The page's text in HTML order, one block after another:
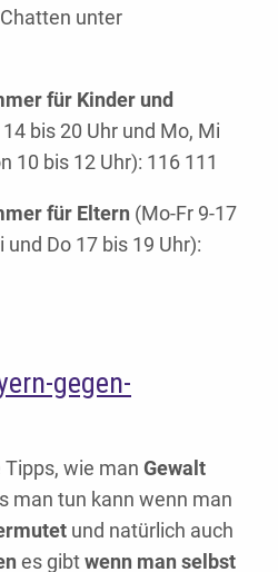
unter
für Kinder und
bis 20 Uhr und Mo, Mi
10 bis 12 Uhr): 116 111
für Eltern (Mo-Fr 9-17
Do 17 bis 19 Uhr):
gegen-
wie man Gewalt
man tun kann wenn man
und natürlich auch
es gibtwenn man selbst